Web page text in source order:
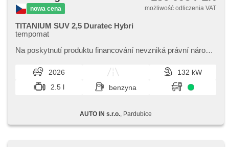
nowa cena możliwość odliczenia VAT
TITANIUM SUV 2,5 Duratec Hybri
tempomat
Na poskytnutí produktu financování nevzniká právní nárok,​
individuálních potře...
2026
132 kW
2.5 l
benzyna
AUTO IN s.r.o. , Pardubice